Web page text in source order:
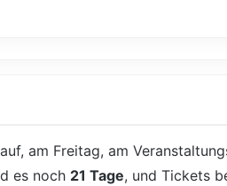
auf, am Freitag, am
es noch 21 Tage, und Tickets